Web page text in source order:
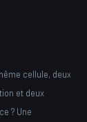
cellule, deux
et deux
? Une